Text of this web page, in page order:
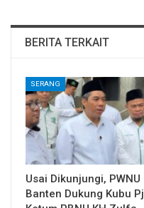
BERITA TERKAIT
SERANG
Usai Dikunjungi, PWNU
Banten Dukung Kubu Pj